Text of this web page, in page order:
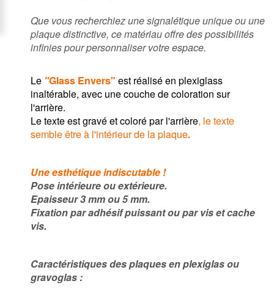
Que vous recherchiez une signalétique unique ou une
plaque distinctive, ce matériau offre des possibilités
infinies pour personnaliser votre espace.
Le "Glass Envers" est réalisé en plexiglass
inaltérable, avec une couche de coloration sur
l'arrière.
Le texte est gravé et coloré par l'arrière, le texte
semble être à l'intérieur de la plaque.
Une esthétique indiscutable !
Pose intérieure ou extérieure.
Epaisseur 3 mm ou 5 mm.
Fixation par adhésif puissant ou par vis et cache
vis.
Caractéristiques des plaques en plexiglas ou
gravoglas :